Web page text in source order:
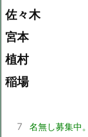
佐々木
宮本
植村
稲場
7 名無し募集中